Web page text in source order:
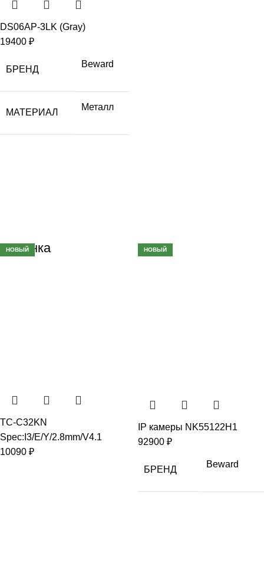
DS06AP-3LK (Gray)
19400 ₽
БРЕНД
Beward
МАТЕРИАЛ
Металл
Новинка
НОВЫЙ
TC-C32KN
Spec:I3/E/Y/2.8mm/V4.1
10090 ₽
НОВЫЙ
IP камеры NK55122H1
92900 ₽
БРЕНД
Beward
НОВЫЙ НОВЫЙ
НОВЫЙ